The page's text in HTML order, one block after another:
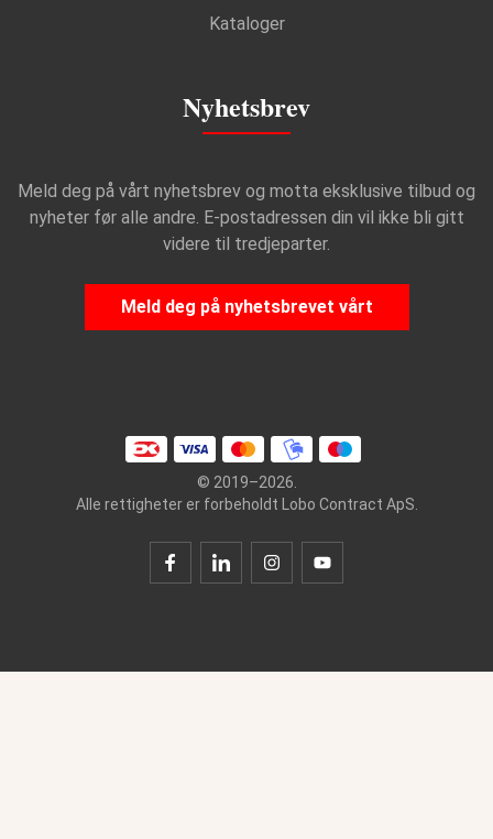
Kataloger
Nyhetsbrev
Meld deg på vårt nyhetsbrev og motta eksklusive tilbud og
nyheter før alle andre. E-postadressen din vil ikke bli gitt
videre til tredjeparter.
Meld deg på nyhetsbrevet vårt
© 2019–2026.
Alle rettigheter er forbeholdt Lobo Contract ApS.